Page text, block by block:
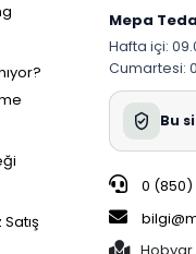
Mepa
Hafta içi:
Cumartesi:
Bu
0 (850)